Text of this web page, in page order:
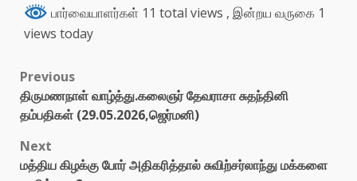
பார்வையாளர்கள் 11 total views , இன்றய வருகை 1
views today
Previous
திருமணநாள் வாழ்த்து.கலைஞர் தேவராசா சுதந்தினி
தம்பதிகள் (29.05.2026,ஜெர்மனி)
Next
மத்திய கிழக்கு போர் அதிகரித்தால் சுவிற்சர்லாந்து மக்களை